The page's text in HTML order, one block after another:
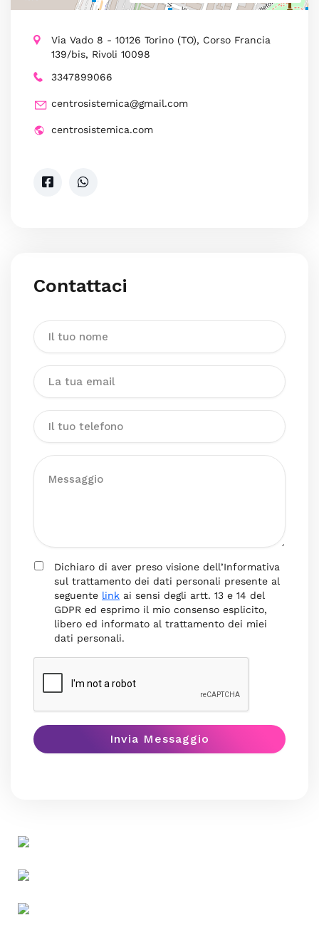
Via Vado 8 - 10126 Torino (TO), Corso Francia
139/bis, Rivoli 10098
3347899066
centrosistemica@gmail.com
centrosistemica.com
Contattaci
Dichiaro di aver preso visione dell’Informativa
sul trattamento dei dati personali presente al
seguente link ai sensi degli artt. 13 e 14 del
GDPR ed esprimo il mio consenso esplicito,
libero ed informato al trattamento dei miei
dati personali.